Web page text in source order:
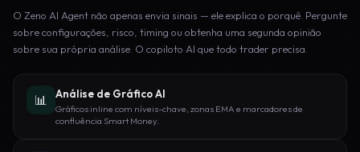
O Zeno AI Agent não apenas envia sinais — ele explica o porquê. Pergunte
sobre configurações, risco, timing ou obtenha uma segunda opinião
sobre sua própria análise. O copiloto AI que todo trader precisa.
📊 Análise de Gráfico AI
Gráficos inline com níveis-chave, zonas EMA e marcadores de
confluência Smart Money.